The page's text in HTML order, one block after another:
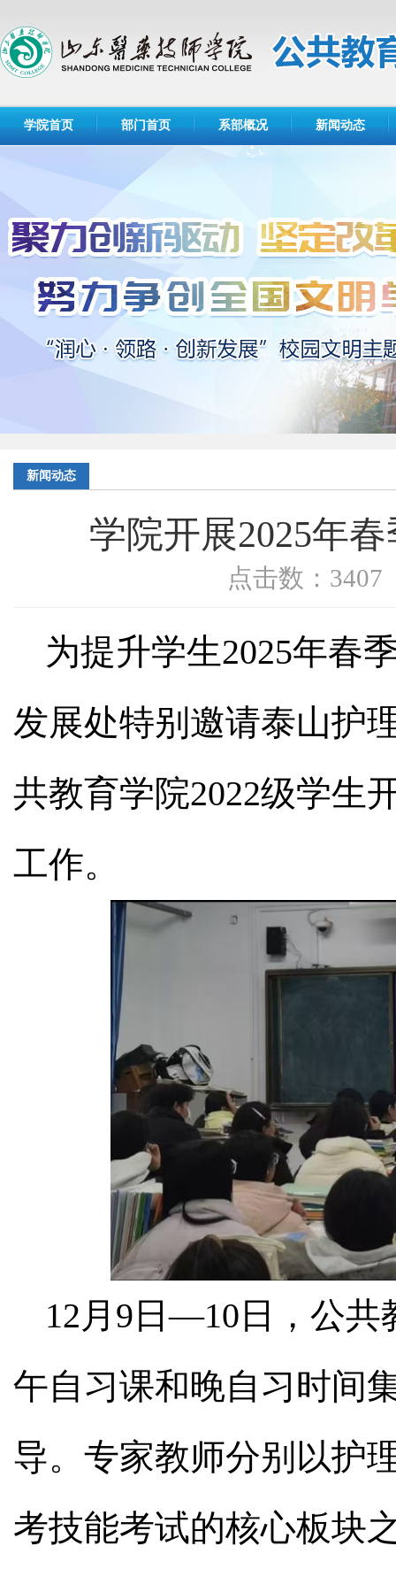
学院首页 部门首页 系部概况 新闻动态
新闻动态
学院开展2025年
点击数：
为提升学生2025年春
发展处特别邀请泰山护
共教育学院2022级学生
工作。
12月9日—10日，公共
午自习课和晚自习时间
导。专家教师分别以护
考技能考试的核心板块